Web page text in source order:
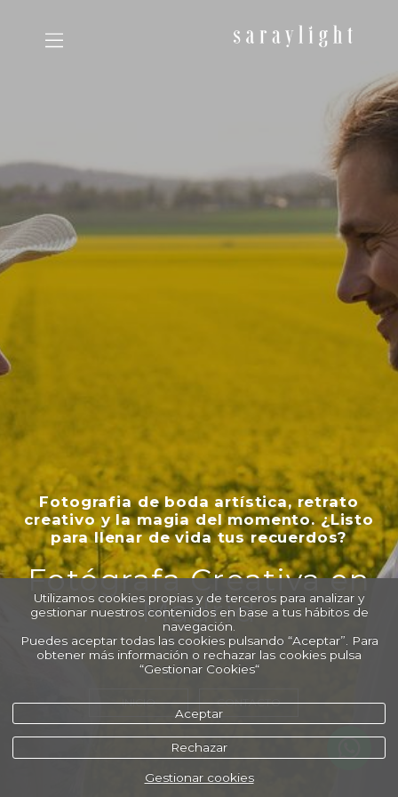
Fotografia de boda artística, retrato
creativo y la magia del momento. ¿Listo
para llenar de vida tus recuerdos?
Fotógrafa Creativa en
Madrid
INICIO CONTACTO
Utilizamos cookies propias y de terceros para analizar y
gestionar nuestros contenidos en base a tus hábitos de
navegación.
Puedes aceptar todas las cookies pulsando “Aceptar”. Para
obtener más información o rechazar las cookies pulsa
“Gestionar Cookies“
Aceptar
Rechazar
Gestionar cookies